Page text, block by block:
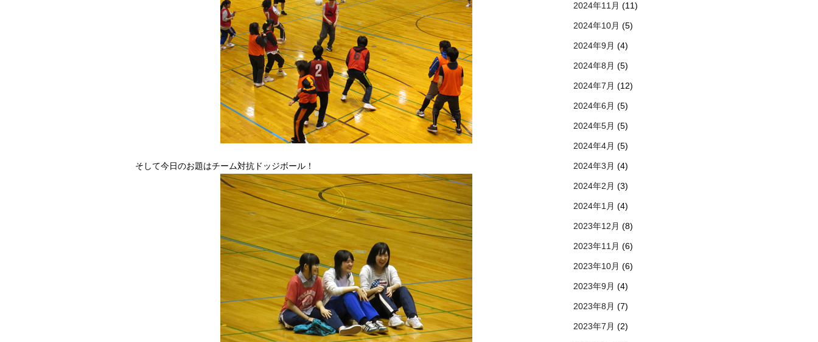
そして今日のお題はチーム対抗ドッジボール！
2024年11月 (11)
2024年10月 (5)
2024年9月 (4)
2024年8月 (5)
2024年7月 (12)
2024年6月 (5)
2024年5月 (5)
2024年4月 (5)
2024年3月 (4)
2024年2月 (3)
2024年1月 (4)
2023年12月 (8)
2023年11月 (6)
2023年10月 (6)
2023年9月 (4)
2023年8月 (7)
2023年7月 (2)